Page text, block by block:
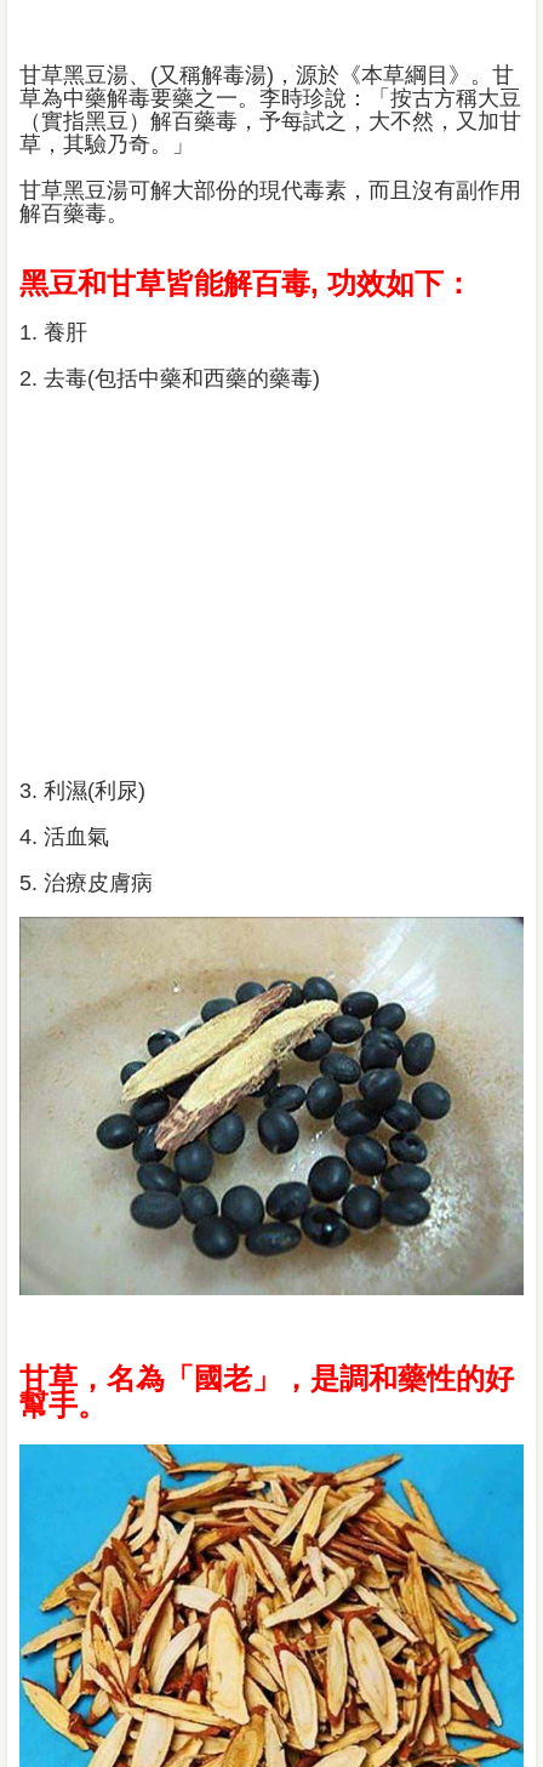
甘草黑豆湯、(又稱解毒湯)，源於《本草綱目》。甘
草為中藥解毒要藥之一。李時珍說：「按古方稱大豆
（實指黑豆）解百藥毒，予每試之，大不然，又加甘
草，其驗乃奇。」
甘草黑豆湯可解大部份的現代毒素，而且沒有副作用
解百藥毒。
黑豆和甘草皆能解百毒, 功效如下：
1. 養肝
2. 去毒(包括中藥和西藥的藥毒)
3. 利濕(利尿)
4. 活血氣
5. 治療皮膚病
甘草，名為「國老」，是調和藥性的好
幫手。